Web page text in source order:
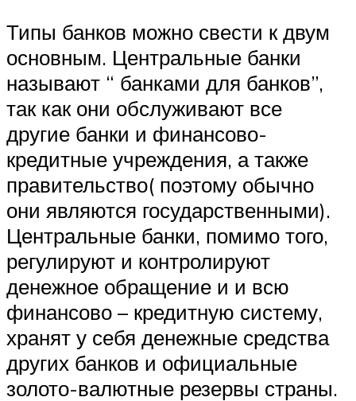
Типы банков можно свести к двум
основным. Центральные банки
называют “ банками для банков”,
так как они обслуживают все
другие банки и финансово-
кредитные учреждения, а также
правительство( поэтому обычно
они являются государственными).
Центральные банки, помимо того,
регулируют и контролируют
денежное обращение и и всю
финансово – кредитную систему,
хранят у себя денежные средства
других банков и официальные
золото-валютные резервы страны.